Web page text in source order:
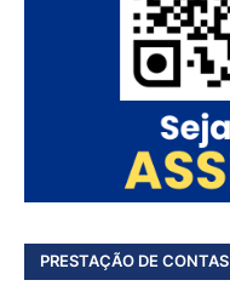
PRESTAÇÃO DE CONTAS